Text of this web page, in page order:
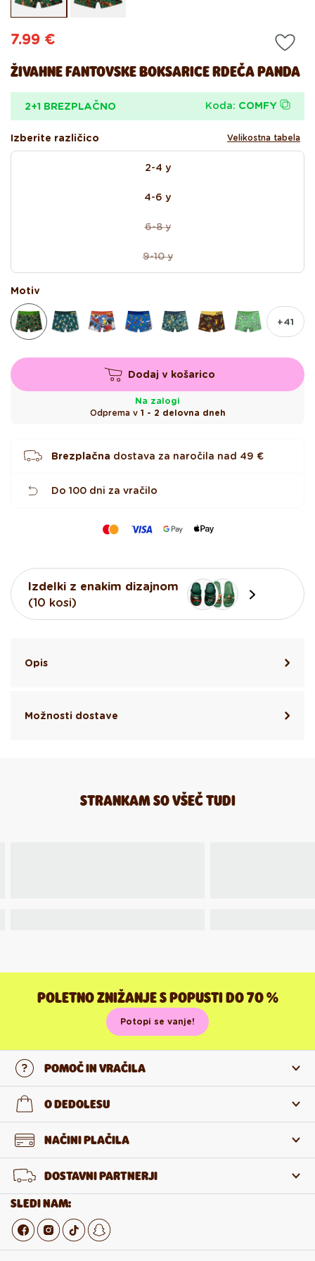
modalnem
oknu
ŽIVAHNE FANTOVSKE BOKSARICE RDEČA PANDA
Redna
cena
7.99 €
2+1 BREZPLAČNO Koda: COMFY
Izberite različico
Velikostna tabela
2-4 y
4-6 y
6-8 y
Različica
razprodana
ali
voljo
9-10 y
Različica
je
ni
na
Motiv
+41
Dodaj v košarico
Na zalogi
Odprema v 1 - 2 delovna dneh
Brezplačna dostava za naročila nad 49 €
Do 100 dni za vračilo
Izdelki z enakim dizajnom
(10 kosi)
Opis
Možnosti dostave
STRANKAM SO VŠEČ TUDI
POLETNO ZNIŽANJE S POPUSTI DO 70 %
Potopi se vanje!
POMOČ IN VRAČILA
Stopi v stik z nami
Vračilo in reklamacija
Odstop od pogodbe
O DEDOLESU
O nas
Veleprodaja
NAČINI PLAČILA
DOSTAVNI PARTNERJI
SLEDI NAM: